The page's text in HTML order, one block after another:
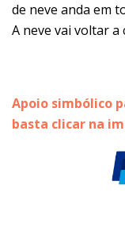
de neve anda em
A neve vai voltar
Apoio simbólico
basta clicar na